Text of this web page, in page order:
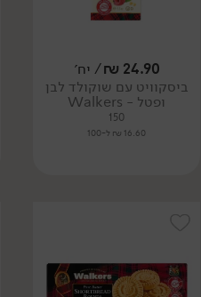
24.90
₪/ יח׳
ביסקוויט עם שוקולד לבן
ופטל - Walkers
150
16.60 ₪ ל-100